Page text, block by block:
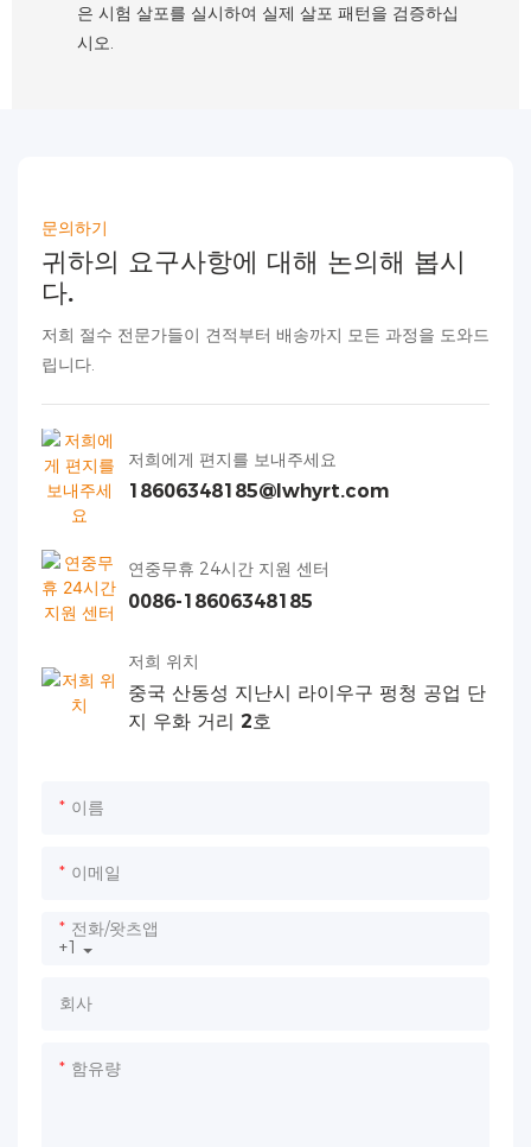
은 시험 살포를 실시하여 실제 살포 패턴을 검증하십
시오.
문의하기
귀하의 요구사항에 대해 논의해 봅시
다.
저희 절수 전문가들이 견적부터 배송까지 모든 과정을 도와드
립니다.
저희에게 편지를 보내주세요
18606348185@lwhyrt.com
연중무휴 24시간 지원 센터
0086-18606348185
저희 위치
중국 산동성 지난시 라이우구 펑청 공업 단
지 우화 거리 2호
이름
이메일
+1
전화/왓츠앱
회사
함유량